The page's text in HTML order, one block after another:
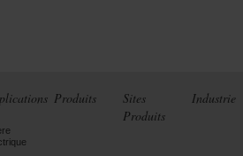
Produits
Sites
Produits
Industrie